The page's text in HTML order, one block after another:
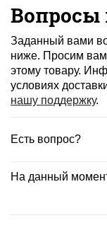
Вопросы
Заданный вами
ниже. Просим вам
этому товару.
условиях
нашу поддержку.
Есть вопрос?
На данный